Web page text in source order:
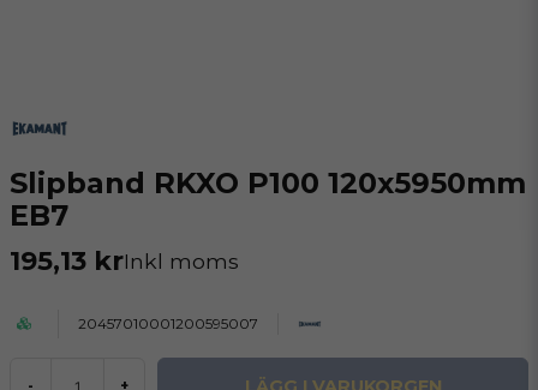
Slipband RKXO P100 120x5950mm
EB7
195,13 krInkl moms
20457010001200595007
- +